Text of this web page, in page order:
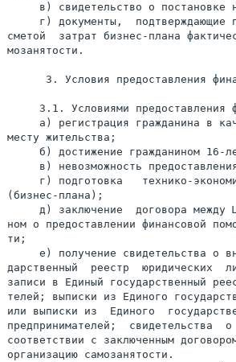
в) свидетельство о постановке
г) документы,  подтверждающие
сметой  затрат бизнес-плана
мозанятости.
3. Условия предоставления
3.1. Условиями предоставления
а) регистрация гражданина в
месту жительства;
б) достижение гражданином 16-
в) невозможность
г) подготовка   технико-
(бизнес-плана);
д) заключение  договора между
ном о предоставлении финансовой
ти;
е) получение свидетельства о
дарственный  реестр  юридических
записи в Единый государственный
телей; выписки из Единого
или выписки из  Единого
предпринимателей;  свидетельства
соответствии с заключенным
организацию